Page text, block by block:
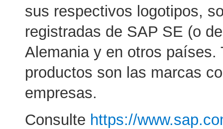
sus respectivos logotipos,
registradas de SAP SE (o
Alemania y en otros países.
productos son las marcas
empresas.
Consulte https://